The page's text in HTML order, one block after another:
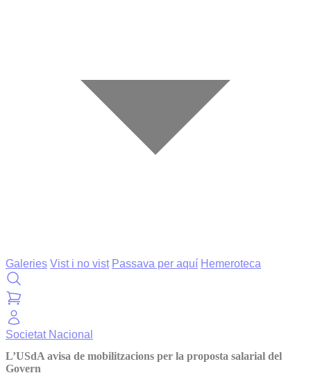
Galeries Vist i no vist Passava per aquí Hemeroteca
Societat Nacional
L’USdA avisa de mobilitzacions per la proposta salarial del
Govern